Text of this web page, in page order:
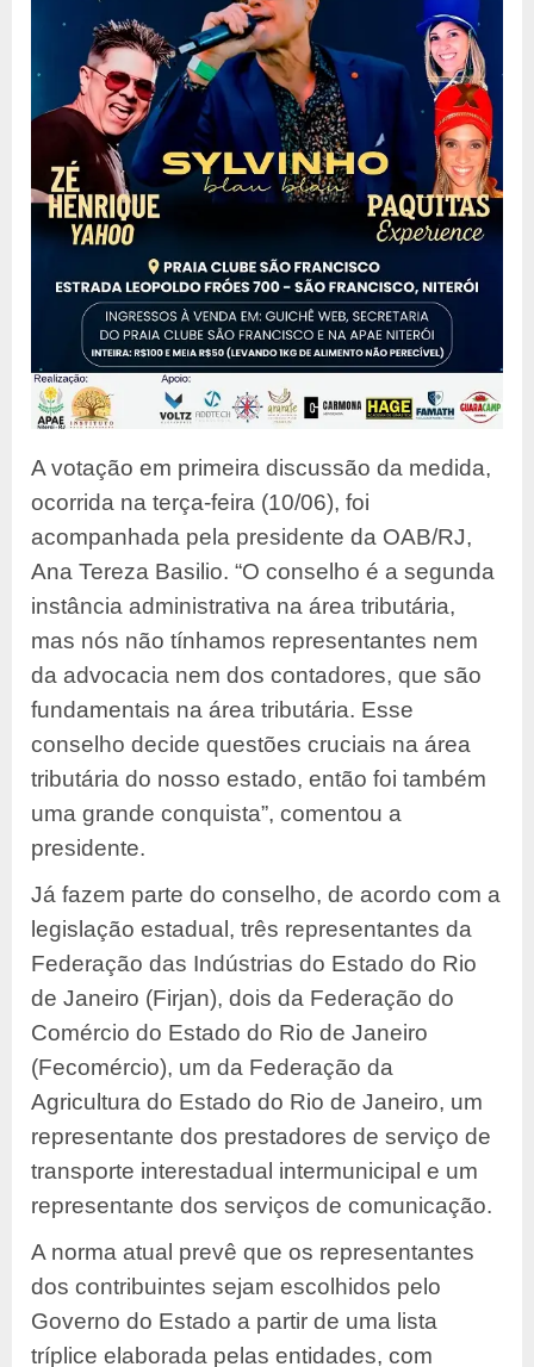
A votação em primeira discussão da medida,
ocorrida na terça-feira (10/06), foi
acompanhada pela presidente da OAB/RJ,
Ana Tereza Basilio. “O conselho é a segunda
instância administrativa na área tributária,
mas nós não tínhamos representantes nem
da advocacia nem dos contadores, que são
fundamentais na área tributária. Esse
conselho decide questões cruciais na área
tributária do nosso estado, então foi também
uma grande conquista”, comentou a
presidente.
Já fazem parte do conselho, de acordo com a
legislação estadual, três representantes da
Federação das Indústrias do Estado do Rio
de Janeiro (Firjan), dois da Federação do
Comércio do Estado do Rio de Janeiro
(Fecomércio), um da Federação da
Agricultura do Estado do Rio de Janeiro, um
representante dos prestadores de serviço de
transporte interestadual intermunicipal e um
representante dos serviços de comunicação.
A norma atual prevê que os representantes
dos contribuintes sejam escolhidos pelo
Governo do Estado a partir de uma lista
tríplice elaborada pelas entidades, com